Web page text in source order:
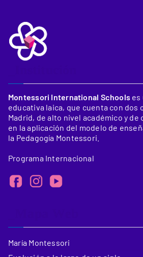
Montessori International Schools es
educativa laica, que cuenta con dos
Madrid, de alto nivel académico y
en la aplicación del modelo de
la Pedagogía Montessori.
Programa Internacional
María Montessori